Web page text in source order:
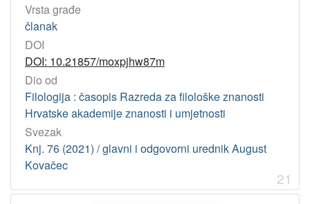
Vrsta građe
članak
DOI
DOI: 10.21857/moxpjhw87m
Dio od
Filologija : časopis Razreda za filološke znanosti
Hrvatske akademije znanosti i umjetnosti
Svezak
Knj. 76 (2021) / glavni i odgovorni urednik August
Kovačec
21